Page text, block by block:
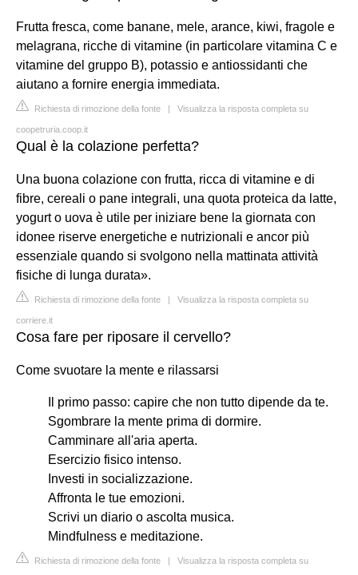
Frutta fresca, come banane, mele, arance, kiwi, fragole e
melagrana, ricche di vitamine (in particolare vitamina C e
vitamine del gruppo B), potassio e antiossidanti che
aiutano a fornire energia immediata.
Richiesta di rimozione della fonte | Visualizza la risposta completa su
coopetruria.coop.it
Qual è la colazione perfetta?
Una buona colazione con frutta, ricca di vitamine e di
fibre, cereali o pane integrali, una quota proteica da latte,
yogurt o uova è utile per iniziare bene la giornata con
idonee riserve energetiche e nutrizionali e ancor più
essenziale quando si svolgono nella mattinata attività
fisiche di lunga durata».
Richiesta di rimozione della fonte | Visualizza la risposta completa su
corriere.it
Cosa fare per riposare il cervello?
Come svuotare la mente e rilassarsi
Il primo passo: capire che non tutto dipende da te.
Sgombrare la mente prima di dormire.
Camminare all'aria aperta.
Esercizio fisico intenso.
Investi in socializzazione.
Affronta le tue emozioni.
Scrivi un diario o ascolta musica.
Mindfulness e meditazione.
Richiesta di rimozione della fonte | Visualizza la risposta completa su